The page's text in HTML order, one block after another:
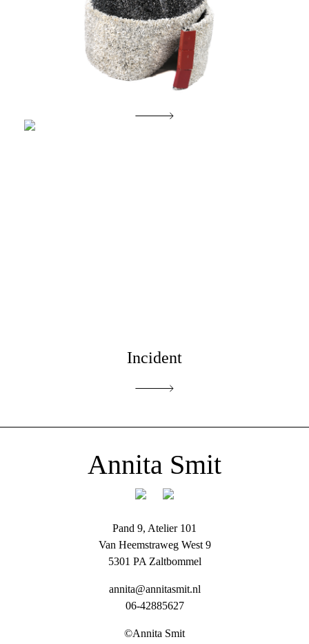
De tijd om te zingen breekt aan
Incident
Annita Smit
Pand 9, Atelier 101
Van Heemstraweg West 9
5301 PA Zaltbommel
annita@annitasmit.nl
06-42885627
©Annita Smit